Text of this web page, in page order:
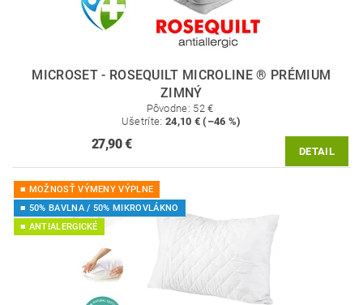
MICROSET - ROSEQUILT MICROLINE ® PRÉMIUM
ZIMNÝ
Pôvodne: 52 €
Ušetríte: 24,10 € (–46 %)
27,90 € DETAIL
■ MOŽNOSŤ VÝMENY VÝPLNE
■ 50% BAVLNA / 50% MIKROVLÁKNO
■ ANTIALERGICKÉ